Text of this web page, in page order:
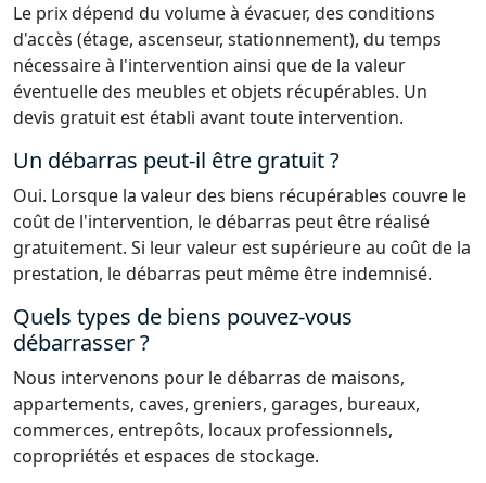
Le prix dépend du volume à évacuer, des conditions
d'accès (étage, ascenseur, stationnement), du temps
nécessaire à l'intervention ainsi que de la valeur
éventuelle des meubles et objets récupérables. Un
devis gratuit est établi avant toute intervention.
Un débarras peut-il être gratuit ?
Oui. Lorsque la valeur des biens récupérables couvre le
coût de l'intervention, le débarras peut être réalisé
gratuitement. Si leur valeur est supérieure au coût de la
prestation, le débarras peut même être indemnisé.
Quels types de biens pouvez-vous
débarrasser ?
Nous intervenons pour le débarras de maisons,
appartements, caves, greniers, garages, bureaux,
commerces, entrepôts, locaux professionnels,
copropriétés et espaces de stockage.